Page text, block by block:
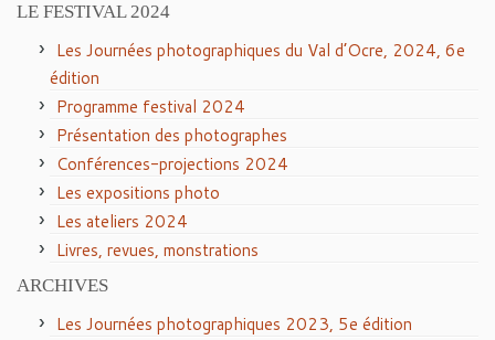
LE FESTIVAL 2024
Les Journées photographiques du Val d’Ocre, 2024, 6e
édition
Programme festival 2024
Présentation des photographes
Conférences-projections 2024
Les expositions photo
Les ateliers 2024
Livres, revues, monstrations
ARCHIVES
Les Journées photographiques 2023, 5e édition